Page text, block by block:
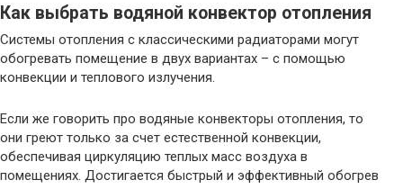
Как выбрать водяной конвектор отопления
Системы отопления с классическими радиаторами могут
обогревать помещение в двух вариантах – с помощью
конвекции и теплового излучения.
Если же говорить про водяные конвекторы отопления, то
они греют только за счет естественной конвекции,
обеспечивая циркуляцию теплых масс воздуха в
помещениях. Достигается быстрый и эффективный обогрев